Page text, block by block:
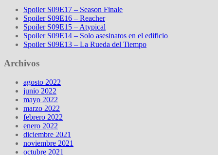
Spoiler S09E17 – Season Finale
Spoiler S09E16 – Reacher
Spoiler S09E15 – Atypical
Spoiler S09E14 – Solo asesinatos en el edificio
Spoiler S09E13 – La Rueda del Tiempo
Archivos
agosto 2022
junio 2022
mayo 2022
marzo 2022
febrero 2022
enero 2022
diciembre 2021
noviembre 2021
octubre 2021